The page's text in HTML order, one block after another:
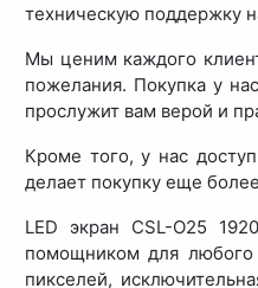
техническую поддержку
Мы ценим каждого
пожелания. Покупка у
прослужит вам верой и
Кроме того, у нас
делает покупку еще
LED экран CSL-O25
помощником для любого
пикселей,